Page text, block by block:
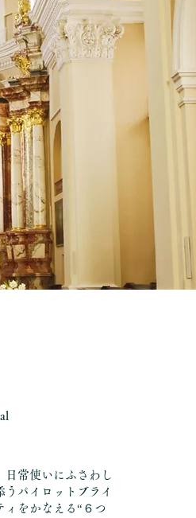
日常使いにふさわし
パイロットブライ
ィをかなえる“６つ